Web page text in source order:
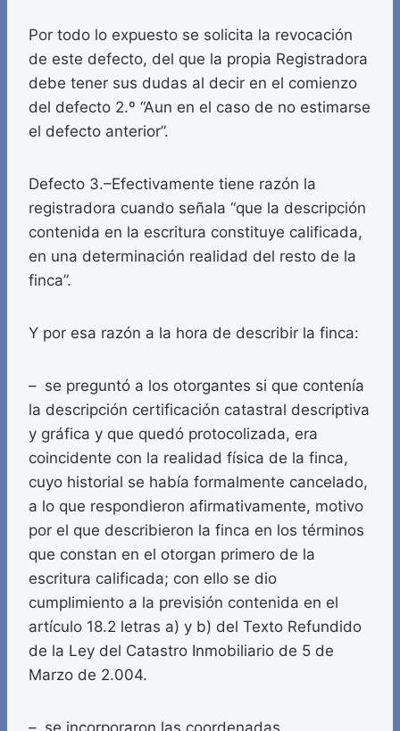
Por todo lo expuesto se solicita la revocación
de este defecto, del que la propia Registradora
debe tener sus dudas al decir en el comienzo
del defecto 2.º “Aun en el caso de no estimarse
el defecto anterior”.
Defecto 3.–Efectivamente tiene razón la
registradora cuando señala “que la descripción
contenida en la escritura constituye calificada,
en una determinación realidad del resto de la
finca”.
Y por esa razón a la hora de describir la finca:
– se preguntó a los otorgantes si que contenía
la descripción certificación catastral descriptiva
y gráfica y que quedó protocolizada, era
coincidente con la realidad física de la finca,
cuyo historial se había formalmente cancelado,
a lo que respondieron afirmativamente, motivo
por el que describieron la finca en los términos
que constan en el otorgan primero de la
escritura calificada; con ello se dio
cumplimiento a la previsión contenida en el
artículo 18.2 letras a) y b) del Texto Refundido
de la Ley del Catastro Inmobiliario de 5 de
Marzo de 2.004.